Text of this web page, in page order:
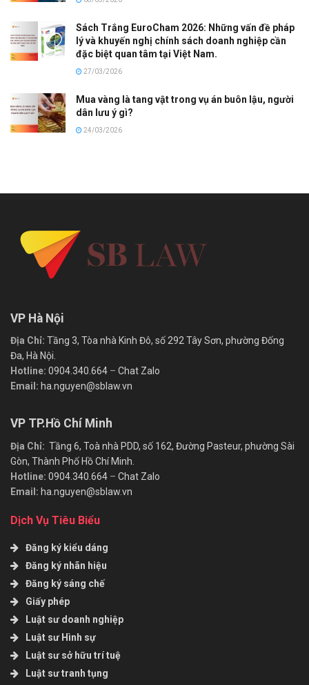
Sách Trắng EuroCham 2026: Những vấn đề pháp
lý và khuyến nghị chính sách doanh nghiệp cần
đặc biệt quan tâm tại Việt Nam.
27/03/2026
Mua vàng là tang vật trong vụ án buôn lậu, người
dân lưu ý gì?
24/03/2026
VP Hà Nội
Địa Chỉ: Tầng 3, Tòa nhà Kinh Đô, số 292 Tây Sơn, phường Đống
Đa, Hà Nội.
Hotline: 0904.340.664 – Chat Zalo
Email: ha.nguyen@sblaw.vn
VP TP.Hồ Chí Minh
Địa Chỉ: Tầng 6, Toà nhà PDD, số 162, Đường Pasteur, phường Sài
Gòn, Thành Phố Hồ Chí Minh.
Hotline: 0904.340.664 – Chat Zalo
Email: ha.nguyen@sblaw.vn
Dịch Vụ Tiêu Biểu
Đăng ký kiểu dáng
Đăng ký nhãn hiệu
Đăng ký sáng chế
Giấy phép
Luật sư doanh nghiệp
Luật sư Hình sự
Luật sư sở hữu trí tuệ
Luật sư tranh tụng